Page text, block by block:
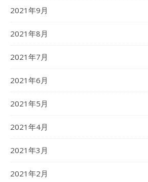
2021年9月
2021年8月
2021年7月
2021年6月
2021年5月
2021年4月
2021年3月
2021年2月